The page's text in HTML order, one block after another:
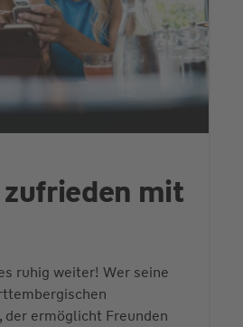
zufrieden mit
ruhig weiter! Wer seine
ermöglicht Freunden